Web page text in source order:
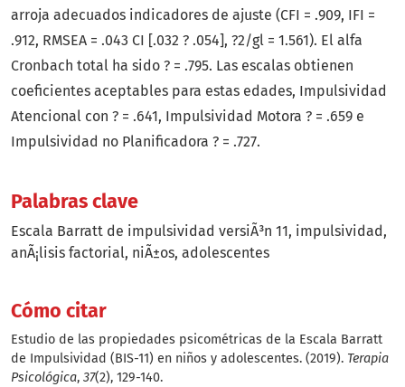
Palabras clave
Escala Barratt de impulsividad versiÃ³n 11 impulsividad
anÃ¡lisis factorial niÃ±os adolescentes
Cómo citar
Estudio de las propiedades psicométricas de la Escala Barratt
de Impulsividad (BIS-11) en niños y adolescentes. (2019). Terapia
Psicológica, 37(2), 129-140.
arroja adecuados indicadores de ajuste (CFI = .909, IFI =
.912, RMSEA = .043 CI [.032 ? .054], ?2/gl = 1.561). El alfa
Cronbach total ha sido ? = .795. Las escalas obtienen
coeficientes aceptables para estas edades, Impulsividad
Atencional con ? = .641, Impulsividad Motora ? = .659 e
Impulsividad no Planificadora ? = .727.